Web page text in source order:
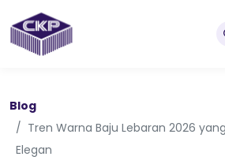
Blog
Tren Warna Baju Lebaran 2026
Elegan